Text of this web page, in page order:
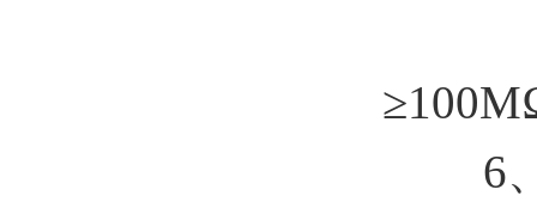
≥100M
6